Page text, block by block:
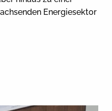
Energiesektor